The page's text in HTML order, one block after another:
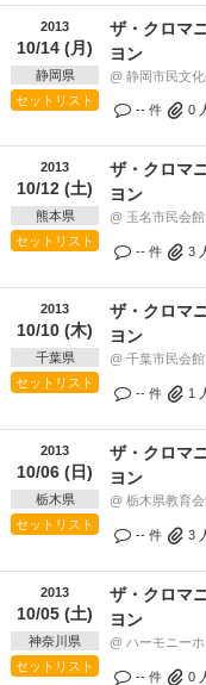
2013
10/14 (月)
静岡県
セットリスト
ザ・クロマ
ヨン
@ 静岡市民文
-- 件 0
2013
10/12 (土)
熊本県
セットリスト
ザ・クロマ
ヨン
@ 玉名市民会
-- 件 3
2013
10/10 (木)
千葉県
セットリスト
ザ・クロマ
ヨン
@ 千葉市民会
-- 件 1
2013
10/06 (日)
栃木県
セットリスト
ザ・クロマ
ヨン
@ 栃木県教育
-- 件 3
2013
10/05 (土)
神奈川県
セットリスト
ザ・クロマ
ヨン
@ ハーモニー
-- 件 0